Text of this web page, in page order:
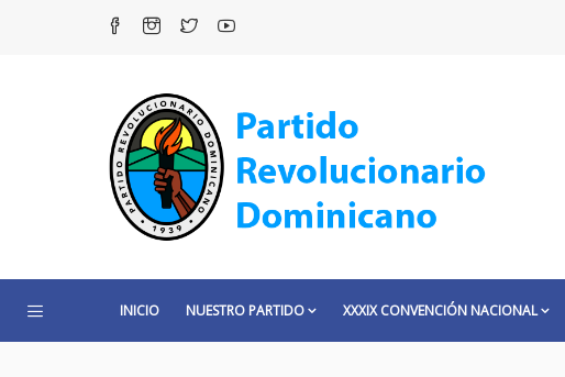
INICIO NUESTRO PARTIDO XXXIX CONVENCIÓN NACIONAL